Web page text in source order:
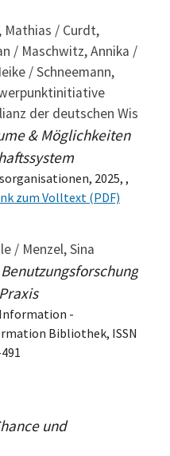
/ Curdt,
/ Maschwitz, Annika /
/ Schneemann,
der deutschen Wis
& Möglichkeiten
2025, ,
zum Volltext (PDF)
/ Menzel, Sina
-
Bibliothek, ISSN
und